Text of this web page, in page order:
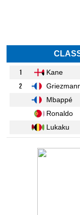
1 Kane
2
Mbappé
Ronaldo
Lukaku